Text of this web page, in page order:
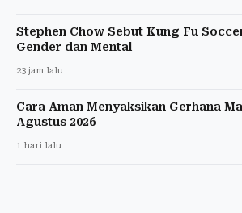
Stephen Chow Sebut Kung Fu
Gender dan Mental
23 jam lalu
Cara Aman Menyaksikan Gerhana
Agustus 2026
1 hari lalu